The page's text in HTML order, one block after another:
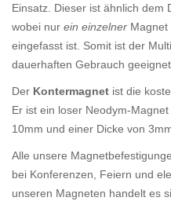
Einsatz. Dieser ist ähnlich dem
wobei nur ein einzelner Magnet
eingefasst ist. Somit ist der
dauerhaften Gebrauch
Der Kontermagnet ist die
Er ist ein loser Neodym-
10mm und einer Dicke von
Alle unsere
bei Konferenzen, Feiern und
unseren Magneten handelt es